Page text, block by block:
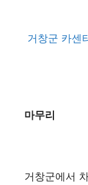
거창군 카센
마무리
거창군에서